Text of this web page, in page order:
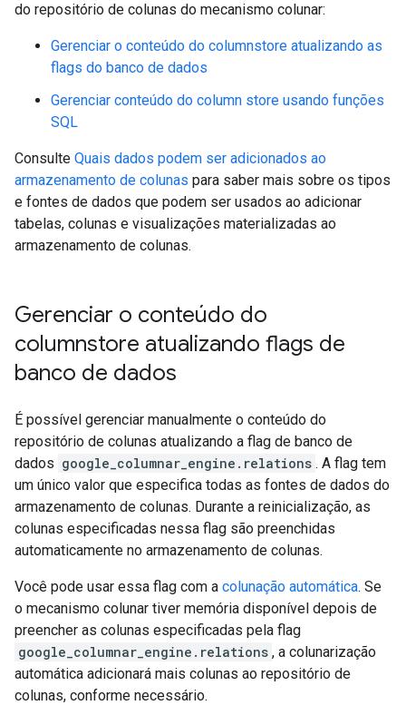
do repositório de colunas do mecanismo colunar:
Gerenciar o conteúdo do columnstore atualizando as
flags do banco de dados
Gerenciar conteúdo do column store usando funções
SQL
Consulte Quais dados podem ser adicionados ao
armazenamento de colunas para saber mais sobre os tipos
e fontes de dados que podem ser usados ao adicionar
tabelas, colunas e visualizações materializadas ao
armazenamento de colunas.
Gerenciar o conteúdo do
columnstore atualizando flags de
banco de dados
É possível gerenciar manualmente o conteúdo do
repositório de colunas atualizando a flag de banco de
dados google_columnar_engine.relations . A flag tem
um único valor que especifica todas as fontes de dados do
armazenamento de colunas. Durante a reinicialização, as
colunas especificadas nessa flag são preenchidas
automaticamente no armazenamento de colunas.
Você pode usar essa flag com a colunação automática. Se
o mecanismo colunar tiver memória disponível depois de
preencher as colunas especificadas pela flag
google_columnar_engine.relations , a colunarização
automática adicionará mais colunas ao repositório de
colunas, conforme necessário.